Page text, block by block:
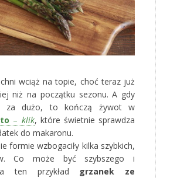
wciąż na topie, choć teraz już
niż na początku sezonu. A gdy
za dużo, to kończą żywot w
– klik, które świetnie sprawdza
do makaronu.
formie wzbogaciły kilka szybkich,
Co może być szybszego i
ten przykład grzanek ze